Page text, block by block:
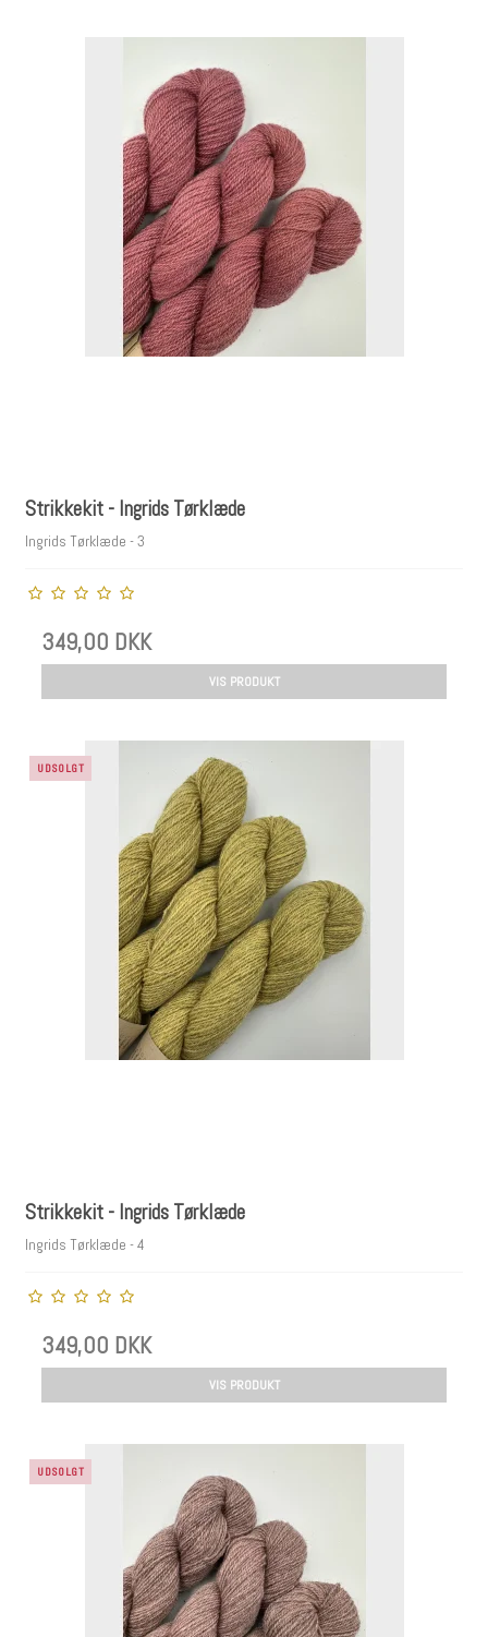
Strikkekit - Ingrids Tørklæde
Ingrids Tørklæde - 3
349,00 DKK
VIS PRODUKT
UDSOLGT
Strikkekit - Ingrids Tørklæde
Ingrids Tørklæde - 4
349,00 DKK
VIS PRODUKT
UDSOLGT